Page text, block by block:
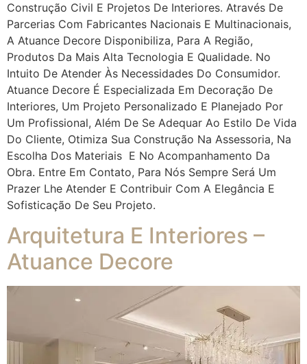
Construção Civil E Projetos De Interiores. Através De
Parcerias Com Fabricantes Nacionais E Multinacionais,
A Atuance Decore Disponibiliza, Para A Região,
Produtos Da Mais Alta Tecnologia E Qualidade. No
Intuito De Atender Às Necessidades Do Consumidor.
Atuance Decore É Especializada Em Decoração De
Interiores, Um Projeto Personalizado E Planejado Por
Um Profissional, Além De Se Adequar Ao Estilo De Vida
Do Cliente, Otimiza Sua Construção Na Assessoria, Na
Escolha Dos Materiais E No Acompanhamento Da
Obra. Entre Em Contato, Para Nós Sempre Será Um
Prazer Lhe Atender E Contribuir Com A Elegância E
Sofisticação De Seu Projeto.
Arquitetura E Interiores –
Atuance Decore